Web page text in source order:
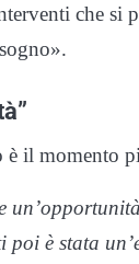
che si
è il momento
poi è stata